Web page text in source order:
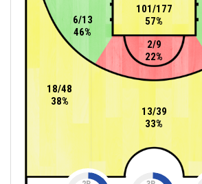
2/9
22%
6/13
46%
101/177
57%
13/39
33%
18/48
38%